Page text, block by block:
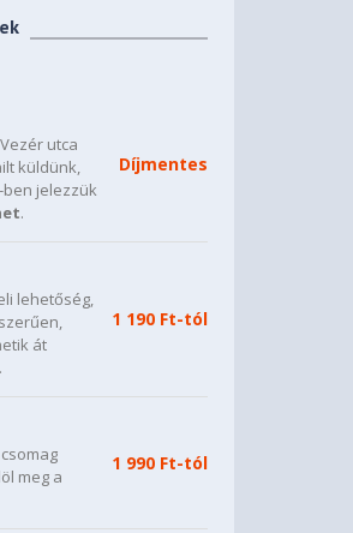
utca
küldünk,
jelezzük
.
Díjmentes
lehetőség,
át
1 190 Ft-tól
meg a
1 990 Ft-tól